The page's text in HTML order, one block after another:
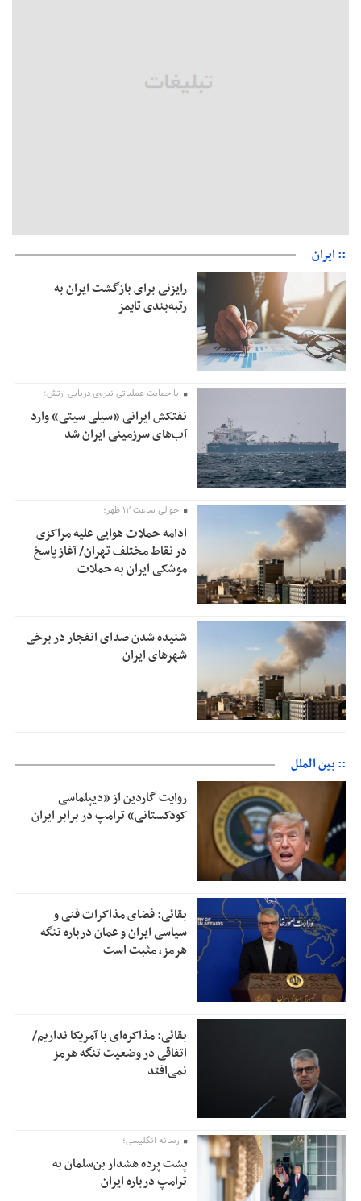
:: ایران
رایزنی برای بازگشت ایران به
رتبه‌بندی تایمز
با حمایت عملیاتی نیروی دریایی ارتش؛
نفتکش ایرانی «سیلی سیتی» وارد
آب‌های سرزمینی ایران شد
حوالی ساعت ۱۲ ظهر؛
ادامه حملات هوایی علیه مراکزی
در نقاط مختلف تهران/ آغاز پاسخ
موشکی ایران به حملات
شنیده شدن صدای انفجار در برخی
شهرهای ایران
:: بین الملل
روایت گاردین از «دیپلماسی
کودکستانی» ترامپ در برابر ایران
بقائی: فضای مذاکرات فنی و
سیاسی ایران و عمان درباره تنگه
هرمز، مثبت است
بقائی: مذاکره‌ای با آمریکا نداریم/
اتفاقی در وضعیت تنگه هرمز
نمی‌افتد
رسانه انگلیسی؛
پشت پرده هشدار بن‌سلمان به
ترامپ درباره ایران